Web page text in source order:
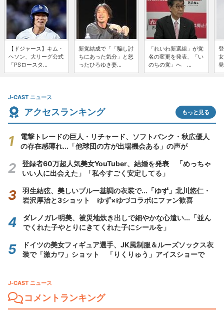
【ドジャース】キム・
ヘソン、大リーグ公式
「PSロースタ...
新党結成で「「騙し討
ちにあった気分」と怒
ったひろゆき妻...
「れいわ新選組」が党
名の変更を発表、「い
のちの党」へ ...
J-CAST ニュース
アクセスランキング もっと見る
電撃トレードの巨人・リチャード、ソフトバンク・秋広優人
の存在感薄れ...「他球団の方が出場機会ある」の声が
登録者60万超人気美女YouTuber、結婚を発表 「めっちゃ
いい人に出会えた」「私今すごく安定してる」
羽生結弦、美しいブルー基調の衣装で...「ゆず」北川悠仁・
岩沢厚治と3ショット ゆず×ゆづコラボにファン歓喜
ダレノガレ明美、被災地炊き出しで細やかな心遣い...「並ん
でくれた子やとりにきてくれた子にシールを」
ドイツの美女フィギュア選手、JK風制服＆ルーズソックス衣
装で「激カワ」ショット 「りくりゅう」アイスショーで
J-CAST ニュース
コメントランキング